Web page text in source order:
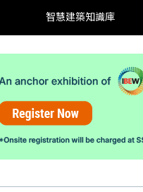
智慧建築知識庫